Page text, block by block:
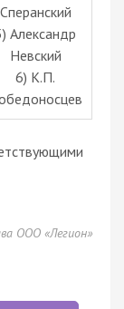
Сперанский
Александр
Невский
6) К.П.
ООО «Легион»